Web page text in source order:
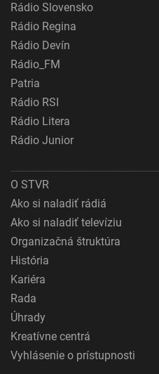
Rádio Slovensko
Rádio Regina
Rádio Devín
Rádio_FM
Patria
Rádio RSI
Rádio Litera
Rádio Junior
O STVR
Ako si naladiť rádiá
Ako si naladiť televíziu
Organizačná štruktúra
História
Kariéra
Rada
Úhrady
Kreatívne centrá
Vyhlásenie o prístupnosti